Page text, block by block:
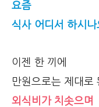
요즘
식사 어디서 하시나
이젠 한 끼에
만원으로는 제대로
외식비가 치솟으며